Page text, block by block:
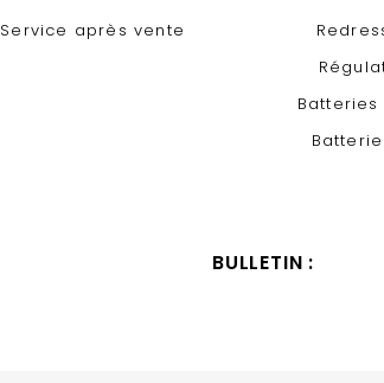
Service après vente
BULLETIN :